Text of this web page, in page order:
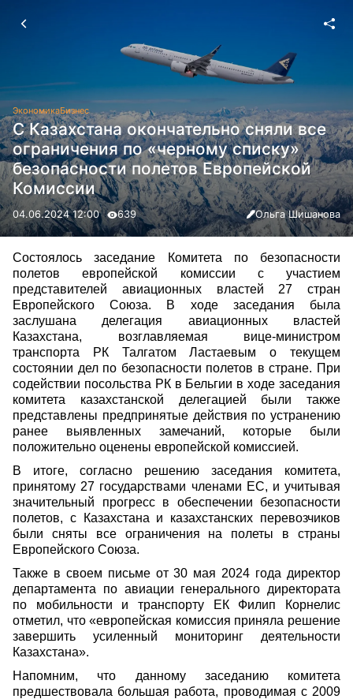
ЭкономикаБизнес
С Казахстана окончательно сняли все
ограничения по «черному списку»
безопасности полетов Европейской
Комиссии
04.06.2024 12:00 639 Ольга Шишанова
Состоялось заседание Комитета по безопасности
полетов европейской комиссии с участием
представителей авиационных властей 27 стран
Европейского Союза. В ходе заседания была
заслушана делегация авиационных властей
Казахстана, возглавляемая вице-министром
транспорта РК Талгатом Ластаевым о текущем
состоянии дел по безопасности полетов в стране. При
содействии посольства РК в Бельгии в ходе заседания
комитета казахстанской делегацией были также
представлены предпринятые действия по устранению
ранее выявленных замечаний, которые были
положительно оценены европейской комиссией.
В итоге, согласно решению заседания комитета,
принятому 27 государствами членами ЕС, и учитывая
значительный прогресс в обеспечении безопасности
полетов, с Казахстана и казахстанских перевозчиков
были сняты все ограничения на полеты в страны
Европейского Союза.
Также в своем письме от 30 мая 2024 года директор
департамента по авиации генерального директората
по мобильности и транспорту ЕК Филип Корнелис
отметил, что «европейская комиссия приняла решение
завершить усиленный мониторинг деятельности
Казахстана».
Напомним, что данному заседанию комитета
предшествовала большая работа, проводимая с 2009